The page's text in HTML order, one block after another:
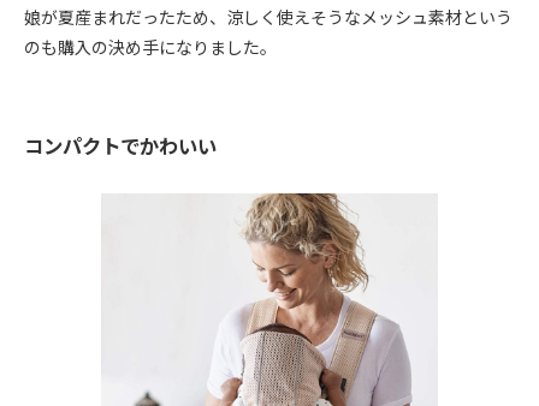
娘が夏産まれだったため、涼しく使えそうなメッシュ素材という
のも購入の決め手になりました。
コンパクトでかわいい